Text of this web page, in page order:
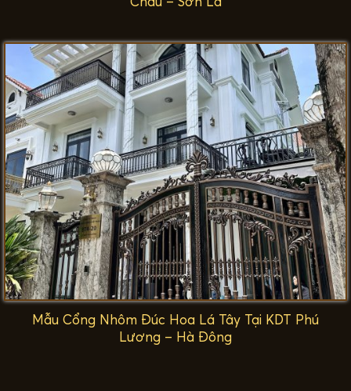
Mẫu Cổng Nhôm Đúc Hoa Lá Tây Tại KDT Phú
Lương – Hà Đông